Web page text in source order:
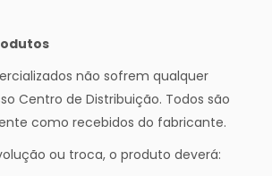
não sofrem qualquer
Centro de Distribuição. Todos são
como recebidos do fabricante.
ou troca, o produto deverá: